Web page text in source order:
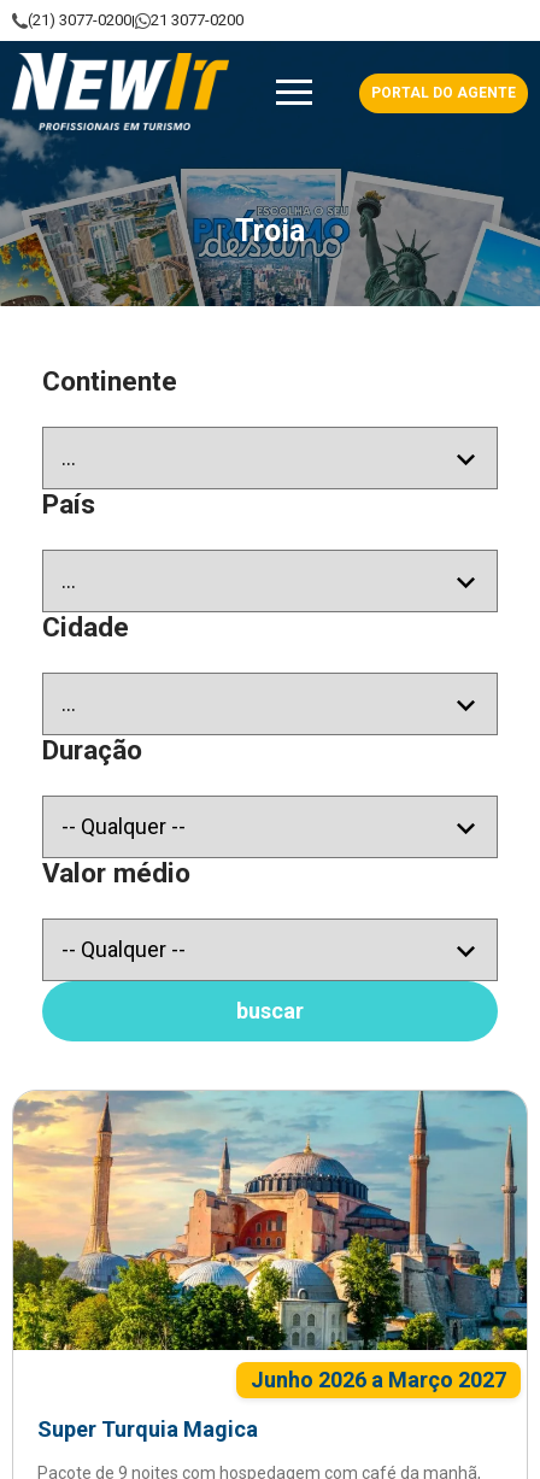
(21) 3077-0200 21 3077-0200
NewIt - Profissionais em Turismo
PORTAL DO AGENTE
Troia
Continente
País
Cidade
Duração
Valor médio
buscar
Junho 2026 a Março 2027
Super Turquia Magica
Pacote de 9 noites com hospedagem com café da manhã,